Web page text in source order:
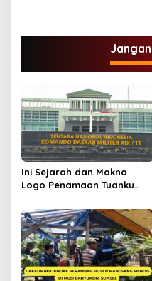
g
s
i
p
o
s
Ini Sejarah dan Makna
Logo Penamaan Tuanku
Kodam XIX/TT